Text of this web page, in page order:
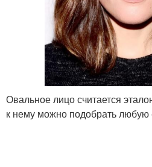
Овальное лицо считается
к нему можно подобрать любую